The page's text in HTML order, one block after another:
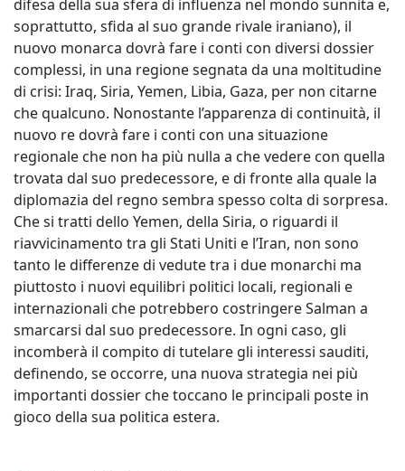
difesa della sua sfera di influenza nel mondo sunnita e,
soprattutto, sfida al suo grande rivale iraniano), il
nuovo monarca dovrà fare i conti con diversi dossier
complessi, in una regione segnata da una moltitudine
di crisi: Iraq, Siria, Yemen, Libia, Gaza, per non citarne
che qualcuno. Nonostante l’apparenza di continuità, il
nuovo re dovrà fare i conti con una situazione
regionale che non ha più nulla a che vedere con quella
trovata dal suo predecessore, e di fronte alla quale la
diplomazia del regno sembra spesso colta di sorpresa.
Che si tratti dello Yemen, della Siria, o riguardi il
riavvicinamento tra gli Stati Uniti e l’Iran, non sono
tanto le differenze di vedute tra i due monarchi ma
piuttosto i nuovi equilibri politici locali, regionali e
internazionali che potrebbero costringere Salman a
smarcarsi dal suo predecessore. In ogni caso, gli
incomberà il compito di tutelare gli interessi sauditi,
definendo, se occorre, una nuova strategia nei più
importanti dossier che toccano le principali poste in
gioco della sua politica estera.